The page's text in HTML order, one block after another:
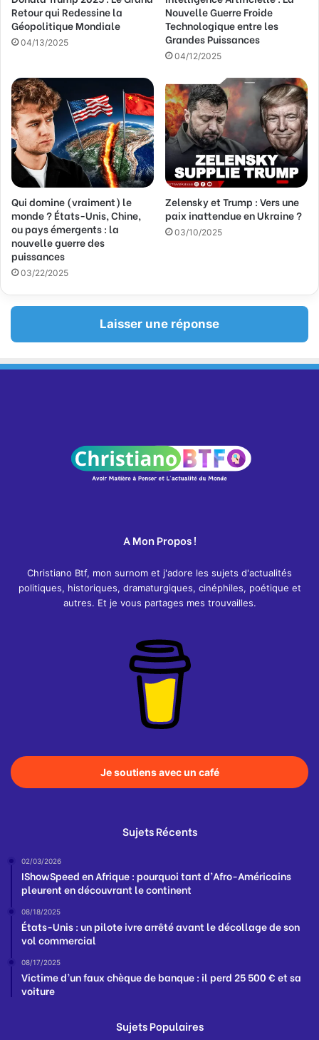
E
m
a
Retour qui Redessine la
Géopolitique Mondiale
04/13/2025
Nouvelle Guerre Froide
Technologique entre les
Grandes Puissances
04/12/2025
Qui domine (vraiment) le
monde ? États-Unis, Chine,
ou pays émergents : la
nouvelle guerre des
puissances
03/22/2025
Zelensky et Trump : Vers une
paix inattendue en Ukraine ?
03/10/2025
Laisser une réponse
A Mon Propos !
Christiano Btf, mon surnom et j'adore les sujets d'actualités
politiques, historiques, dramaturgiques, cinéphiles, poétique et
autres. Et je vous partages mes trouvailles.
Je soutiens avec un café
Sujets Récents
02/03/2026
IShowSpeed en Afrique : pourquoi tant d’Afro-Américains
pleurent en découvrant le continent
08/18/2025
États-Unis : un pilote ivre arrêté avant le décollage de son
vol commercial
08/17/2025
Victime d’un faux chèque de banque : il perd 25 500 € et sa
voiture
Sujets Populaires